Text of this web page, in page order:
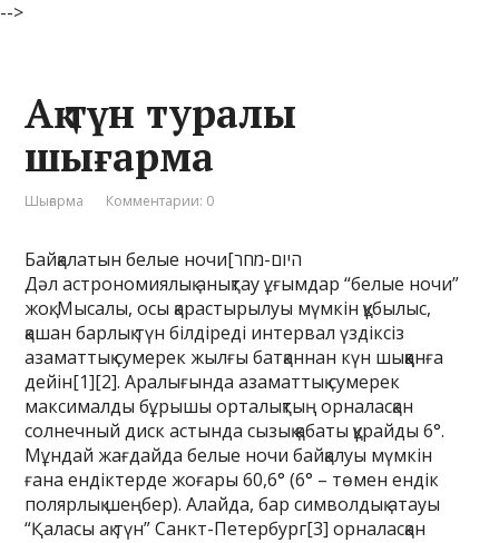
-->
Ақ түн туралы
шығарма
Шығарма Комментарии: 0
Байқалатын белые ночи[היום-מחר
Дәл астрономиялық анықтау ұғымдар “белые ночи”
жоқ. Мысалы, осы қарастырылуы мүмкін құбылыс,
қашан барлық түн білдіреді интервал үздіксіз
азаматтық сумерек жылғы батқаннан күн шыққанға
дейін[1][2]. Аралығында азаматтық сумерек
максималды бұрышы орталықтың орналасқан
солнечный диск астында сызық қабаты құрайды 6°.
Мұндай жағдайда белые ночи байқалуы мүмкін
ғана ендіктерде жоғары 60,6° (6° – төмен ендік
полярлық шеңбер). Алайда, бар символдық атауы
“Қаласы ақ түн” Санкт-Петербург[3] орналасқан